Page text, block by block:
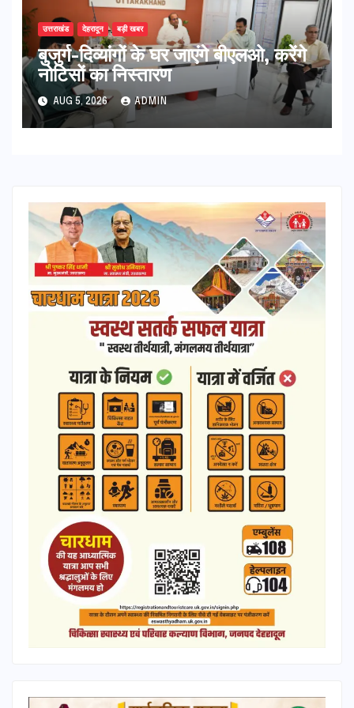
उत्तराखंड देहरादून बड़ी खबर
बुजुर्ग-दिव्यांगों के घर जाएंगे बीएलओ, करेंगे
नोटिसों का निस्तारण
AUG 5, 2026 ADMIN